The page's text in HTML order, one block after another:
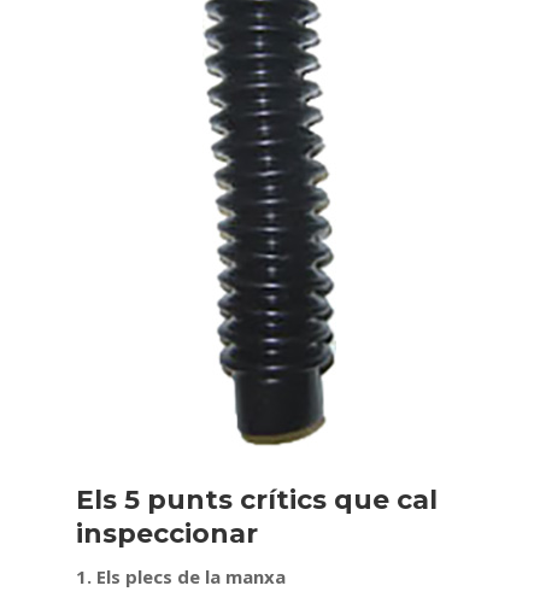
Els 5 punts crítics que cal
inspeccionar
1. Els plecs de la manxa